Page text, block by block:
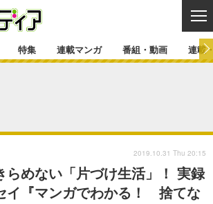
リ マンガ
イベント
カバー
連載一覧
覧 ラジオ
特集 連載マンガ 番組・動画 連載
らめない「片づけ生活」！ 実録
イ『マンガでわかる！ 捨てな
2019.10.31 Thu 20:15